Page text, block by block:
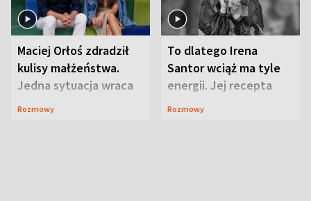
Maciej Orłoś zdradził
kulisy małżeństwa.
Jedna sytuacja wraca
jak bumerang
Rozmowy
To dlatego Irena
Santor wciąż ma tyle
energii. Jej recepta
jest zaskakująco
Rozmowy